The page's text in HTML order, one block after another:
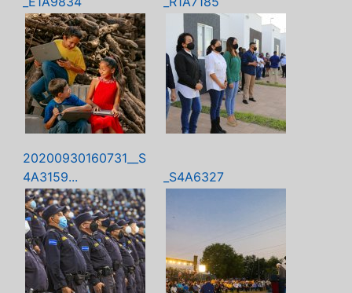
20200930160731__S
4A3159...
_S4A6327